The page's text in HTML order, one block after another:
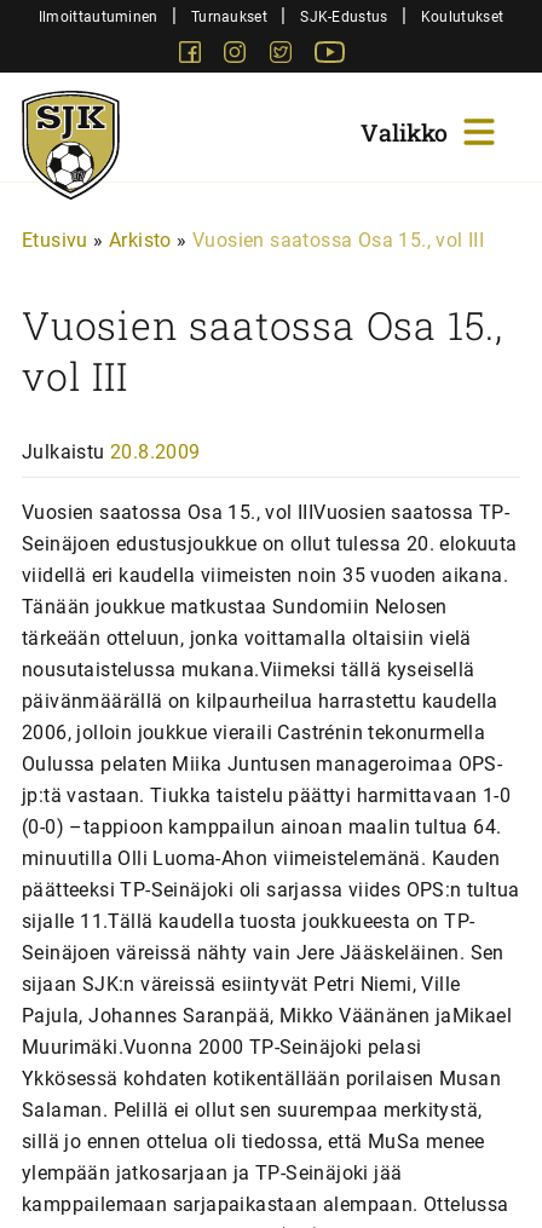
SiirryIlmoittautuminen | Turnaukset | SJK-Edustus | Koulutukset
FacebookInstagram
Twitter
Sjk-
Juniorit
Etusivu » Arkisto » Vuosien saatossa Osa 15., vol III
Vuosien saatossa Osa 15.,
vol III
Julkaistu 20.8.2009
Vuosien saatossa Osa 15., vol IIIVuosien saatossa TP-
Seinäjoen edustusjoukkue on ollut tulessa 20. elokuuta
viidellä eri kaudella viimeisten noin 35 vuoden aikana.
Tänään joukkue matkustaa Sundomiin Nelosen
tärkeään otteluun, jonka voittamalla oltaisiin vielä
nousutaistelussa mukana.Viimeksi tällä kyseisellä
päivänmäärällä on kilpaurheilua harrastettu kaudella
2006, jolloin joukkue vieraili Castrénin tekonurmella
Oulussa pelaten Miika Juntusen manageroimaa OPS-
jp:tä vastaan. Tiukka taistelu päättyi harmittavaan 1-0
(0-0) –tappioon kamppailun ainoan maalin tultua 64.
minuutilla Olli Luoma-Ahon viimeistelemänä. Kauden
päätteeksi TP-Seinäjoki oli sarjassa viides OPS:n tultua
sijalle 11.Tällä kaudella tuosta joukkueesta on TP-
Seinäjoen väreissä nähty vain Jere Jääskeläinen. Sen
sijaan SJK:n väreissä esiintyvät Petri Niemi, Ville
Pajula, Johannes Saranpää, Mikko Väänänen jaMikael
Muurimäki.Vuonna 2000 TP-Seinäjoki pelasi
Ykkösessä kohdaten kotikentällään porilaisen Musan
Salaman. Pelillä ei ollut sen suurempaa merkitystä,
sillä jo ennen ottelua oli tiedossa, että MuSa menee
ylempään jatkosarjaan ja TP-Seinäjoki jää
kamppailemaan sarjapaikastaan alempaan. Ottelussa